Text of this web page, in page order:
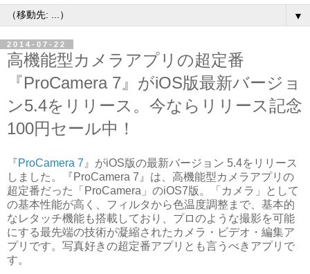
▼
2014-07-22
高機能型カメラアプリの超定番
『ProCamera 7』がiOS版最新バージョ
ン5.4をリリース。今ならリリース記念
100円セール中！
『ProCamera 7 』がiOS版の最新バージョン 5.4をリリース
しました。『ProCamera 7』は、高機能型カメラアプリの
超定番だった「ProCamera」のiOS7版。「カメラ」として
の基本性能が高く、フィルタから色温度調整まで、基本的
なレタッチ機能も搭載しており、プロのような撮影を可能
にする最先端の技術が凝縮されたカメラ・ビデオ・編集ア
プリです。写真好きの超定番アプリとも言うべきアプリで
す。